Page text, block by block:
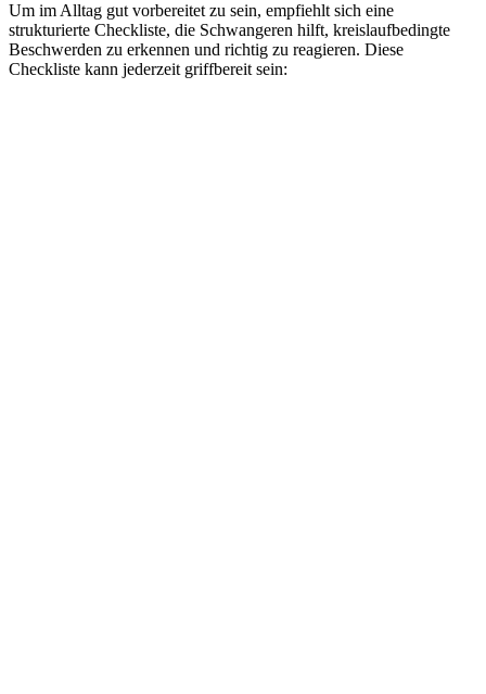
Um im Alltag gut vorbereitet zu sein, empfiehlt sich eine
strukturierte Checkliste, die Schwangeren hilft, kreislaufbedingte
Beschwerden zu erkennen und richtig zu reagieren. Diese
Checkliste kann jederzeit griffbereit sein: